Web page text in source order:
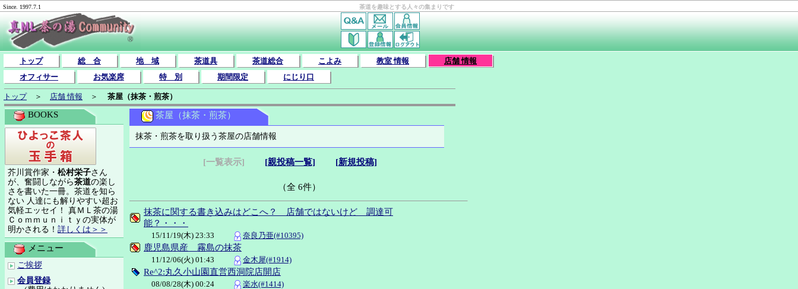
Since. 1997.7.1 茶道を趣味とする人々の集まりです
トップ 総 合 地 域 茶道具 茶道総合 こよみ 教室 情報
店舗 情報
オフィサー
お気楽席 特 別 期間限定 にじり口
トップ＞ 店舗 情報 ＞ 茶屋（抹茶・煎茶）
茶屋（抹茶・煎茶）
抹茶・煎茶を取り扱う茶屋の店舗情報
[一覧表示] [親投稿一覧] [新規投稿]
（全 6件）
抹茶に関する書き込みはどこへ？ 店舗ではないけど 調達可
能？・・・
15/11/19(木) 23:33 奈良乃亜(#10395)
鹿児島県産 霧島の抹茶
11/12/06(火) 01:43 金木犀(#1914)
Re^2:丸久小山園直営西洞院店開店
08/08/28(木) 00:24 楽水(#1414)
BOOKS
芥川賞作家・ 松村栄子さん
が、奮闘しながら茶道の楽し
さを書いた一冊。茶道を知ら
ない 人達にも解りやすい超お
気軽エッセイ！ 真ＭＬ茶の湯
Ｃｏｍｍｕｎｉｔｙの実体が
明かされる！ 詳しくは＞＞
メニュー
ご挨拶
会員登録